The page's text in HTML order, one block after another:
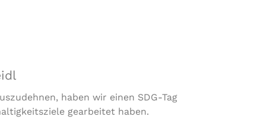
haben wir einen SDG-Tag
gearbeitet haben.